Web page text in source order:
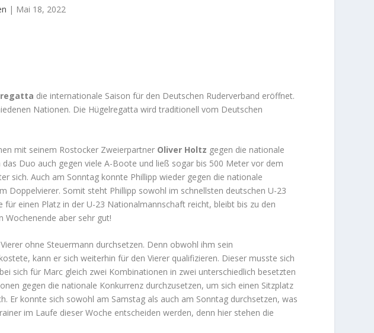
| Mai 18, 2022
die internationale Saison für den Deutschen Ruderverband eröffnet.
Nationen. Die Hügelregatta wird traditionell vom Deutschen
mit seinem Rostocker Zweierpartner Oliver Holtz gegen die nationale
Duo auch gegen viele A-Boote und ließ sogar bis 500 Meter vor dem
sich. Auch am Sonntag konnte Phillipp wieder gegen die nationale
Doppelvierer. Somit steht Phillipp sowohl im schnellsten deutschen U-23
einen Platz in der U-23 Nationalmannschaft reicht, bleibt bis zu den
Wochenende aber sehr gut!
ohne Steuermann durchsetzen. Denn obwohl ihm sein
kann er sich weiterhin für den Vierer qualifizieren. Dieser musste sich
sich für Marc gleich zwei Kombinationen in zwei unterschiedlich besetzten
gegen die nationale Konkurrenz durchzusetzen, um sich einen Sitzplatz
Er konnte sich sowohl am Samstag als auch am Sonntag durchsetzen, was
im Laufe dieser Woche entscheiden werden, denn hier stehen die